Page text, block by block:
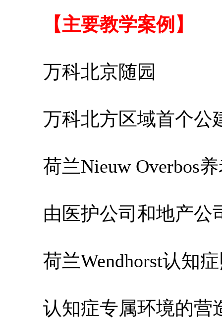
【主要教学案例】
万科北京随园
万科北方区域首个公
荷兰Nieuw Overbos养
由医护公司和地产公
荷兰Wendhorst认知症
认知症专属环境的营